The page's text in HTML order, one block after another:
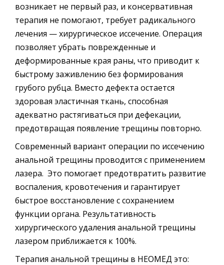
возникает не первый раз, и консервативная
терапия не помогают, требует радикального
лечения — хирургическое иссечение. Операция
позволяет убрать поврежденные и
деформированные края раны, что приводит к
быстрому заживлению без формирования
грубого рубца. Вместо дефекта остается
здоровая эластичная ткань, способная
адекватно растягиваться при дефекации,
предотвращая появление трещины повторно.
Современный вариант операции по иссечению
анальной трещины проводится с применением
лазера. Это помогает предотвратить развитие
воспаления, кровотечения и гарантирует
быстрое восстановление с сохранением
функции органа. Результативность
хирургического удаления анальной трещины
лазером приближается к 100%.
Терапия анальной трещины в НЕОМЕД это: